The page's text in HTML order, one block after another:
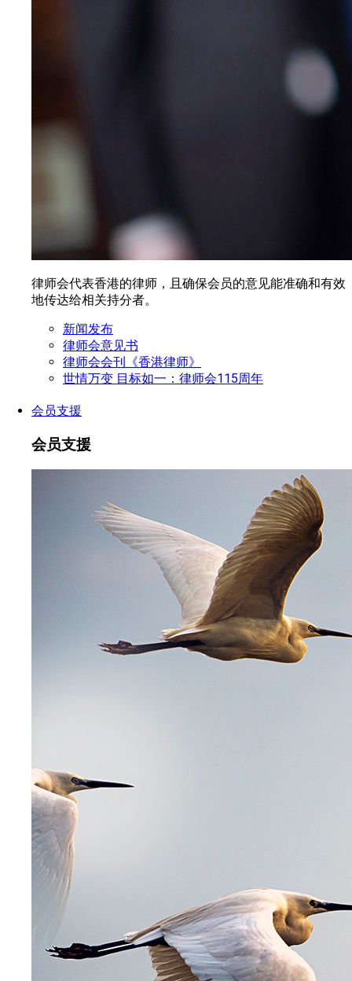
律师会代表香港的律师，且确保会员的意见能准确和有效
地传达给相关持分者。
新闻发布
律师会意见书
律师会会刊《香港律师》
世情万变 目标如一：律师会115周年
会员支援
会员支援